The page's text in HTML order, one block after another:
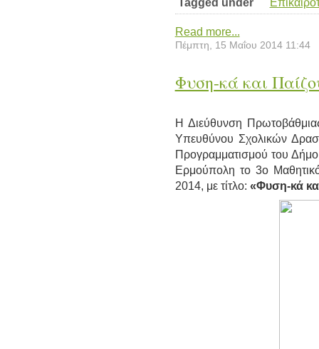
Tagged under
Read more...
Πέμπτη, 15 Μαΐου 2014 11:44
Φυση-κά και
H Διεύθυνση
Υπευθύνου Σχολικών
Προγραμματισμού του
Ερμούπολη το 3ο
2014, με τίτλο: «Φυση-κά